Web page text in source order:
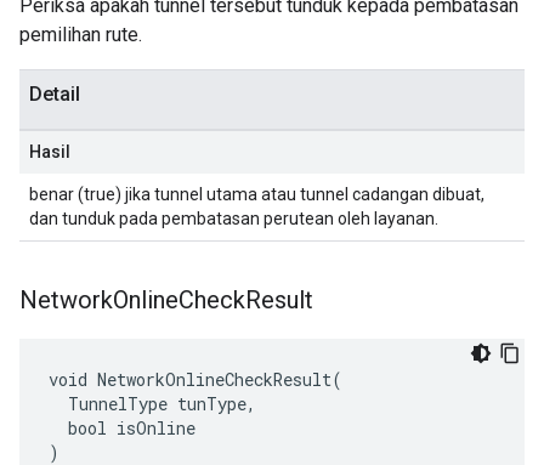
Periksa apakah tunnel tersebut tunduk kepada pembatasan
pemilihan rute.
Detail
Hasil
benar (true) jika tunnel utama atau tunnel cadangan dibuat,
dan tunduk pada pembatasan perutean oleh layanan.
NetworkOnlineCheckResult
void NetworkOnlineCheckResult(
  TunnelType tunType,
  bool isOnline
)